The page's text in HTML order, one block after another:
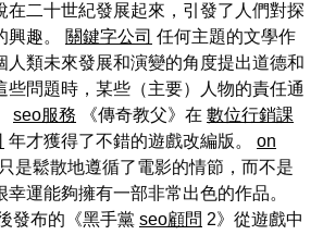
在二十世紀發展起來，引發了人們對探
興趣。 關鍵字公司 任何主題的文學作
人類未來發展和演變的角度提出道德和
些問題時，某些（主要）人物的責任通
seo服務 《傳奇教父》在 數位行銷課
年才獲得了不錯的遊戲改編版。 on
是鬆散地遵循了電影的情節，而不是
運能夠擁有一部非常出色的作品。
發布的《黑手黨 seo顧問 2》從遊戲中